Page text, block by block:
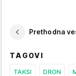
Prethodna
TAGOVI
TAKSI DRON